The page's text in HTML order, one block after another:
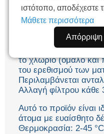
Εξαλείφει το χλώριο.
Αφαιρεί τα βαρέα
υδράργυρος).
Βελτιώνει τη γεύση
Ελαχιστοποιεί τις
το χλώριο (ομαλό
του ερεθισμού των
Περιλαμβάνεται
Αλλαγή φίλτρου κάθε
Αυτό το προϊόν είναι
άτομα με ευαίσθητο
Θερμοκρασία: 2-45 °C
ιστότοπο,
Μάθετε περισσότερα
Απόρριψη